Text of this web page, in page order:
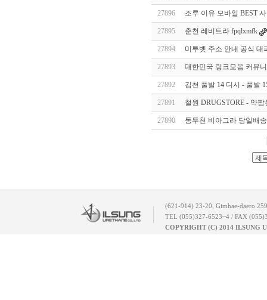
27896 조루 이유 모바일 BEST
27895 춘천 레비트라 fpqlxmfk
27894 미투벳 주소 안내 공식
27893 대한민국 링크모음 커뮤
27892 김천 풀발 14 디시 - 풀발
27891 철원 DRUGSTORE - 약
27890 동두천 비아그라 당일배송
(621-914) 23-20, Gimhae-daero
TEL (055)327-6523~4 / FAX
COPYRIGHT (C) 2014 ILSUNG